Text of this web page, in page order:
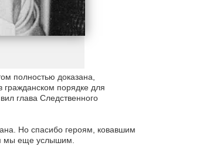
полностью доказана,
гражданском порядке для
глава Следственного
Но спасибо героям, ковавшим
мы еще услышим.